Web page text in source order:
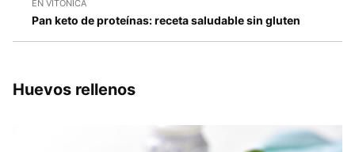
EN VITÓNICA
Pan keto de proteínas: receta saludable sin gluten
Huevos rellenos